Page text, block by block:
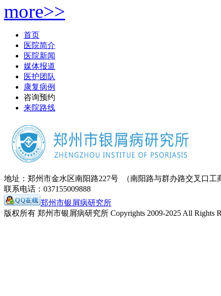
more>>
首页
医院简介
医院新闻
媒体报道
医护团队
康复病例
咨询预约
来院路线
地址：郑州市金水区南阳路227号 （南阳路与群办路交叉口工
联系电话：037155009888
郑州市银屑病研究所
版权所有 郑州市银屑病研究所 Copyrights 2009-2025 All Rights